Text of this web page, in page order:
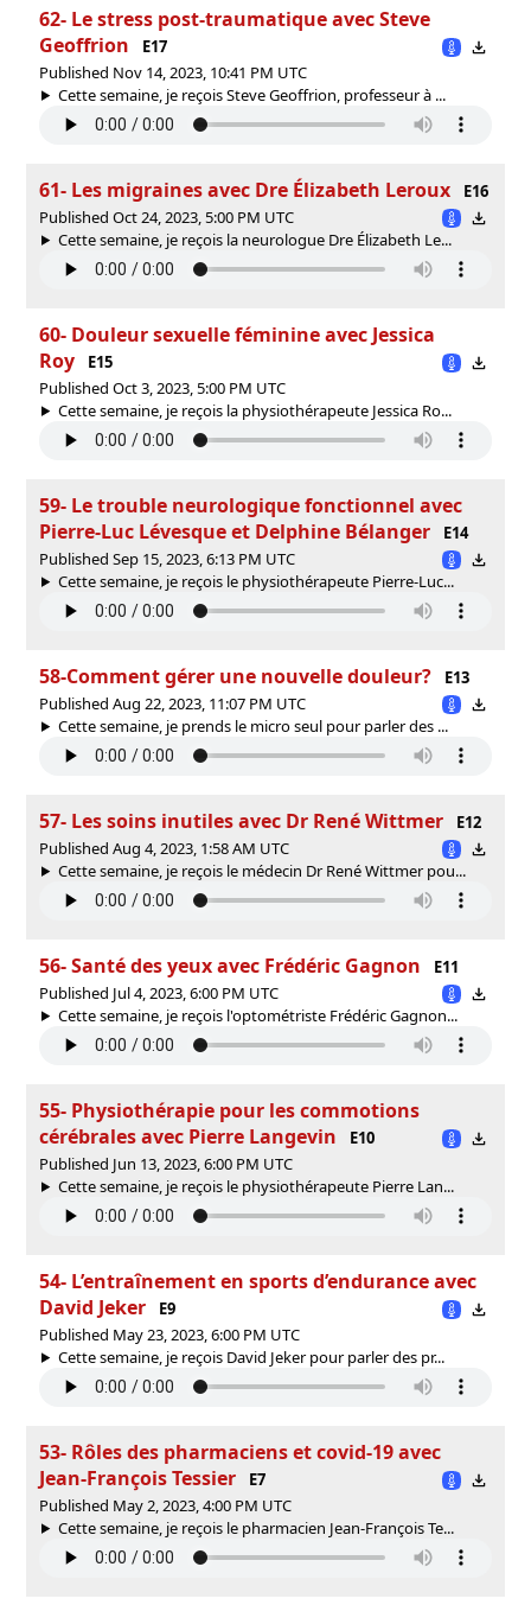
62- Le stress post-traumatique avec Steve
Geoffrion
E17
Published Nov 14, 2023, 10:41 PM UTC
Cette semaine, je reçois Steve Geoffrion, professeur à ...
61- Les migraines avec Dre Élizabeth Leroux
E16
Published Oct 24, 2023, 5:00 PM UTC
Cette semaine, je reçois la neurologue Dre Élizabeth Le...
60- Douleur sexuelle féminine avec Jessica
Roy
E15
Published Oct 3, 2023, 5:00 PM UTC
Cette semaine, je reçois la physiothérapeute Jessica Ro...
59- Le trouble neurologique fonctionnel avec
Pierre-Luc Lévesque et Delphine Bélanger
E14
Published Sep 15, 2023, 6:13 PM UTC
Cette semaine, je reçois le physiothérapeute Pierre-Luc...
58-Comment gérer une nouvelle douleur?
E13
Published Aug 22, 2023, 11:07 PM UTC
Cette semaine, je prends le micro seul pour parler des ...
57- Les soins inutiles avec Dr René Wittmer
E12
Published Aug 4, 2023, 1:58 AM UTC
Cette semaine, je reçois le médecin Dr René Wittmer pou...
56- Santé des yeux avec Frédéric Gagnon
E11
Published Jul 4, 2023, 6:00 PM UTC
Cette semaine, je reçois l'optométriste Frédéric Gagnon...
55- Physiothérapie pour les commotions
cérébrales avec Pierre Langevin
E10
Published Jun 13, 2023, 6:00 PM UTC
Cette semaine, je reçois le physiothérapeute Pierre Lan...
54- L’entraînement en sports d’endurance avec
David Jeker
E9
Published May 23, 2023, 6:00 PM UTC
Cette semaine, je reçois David Jeker pour parler des pr...
53- Rôles des pharmaciens et covid-19 avec
Jean-François Tessier
E7
Published May 2, 2023, 4:00 PM UTC
Cette semaine, je reçois le pharmacien Jean-François Te...